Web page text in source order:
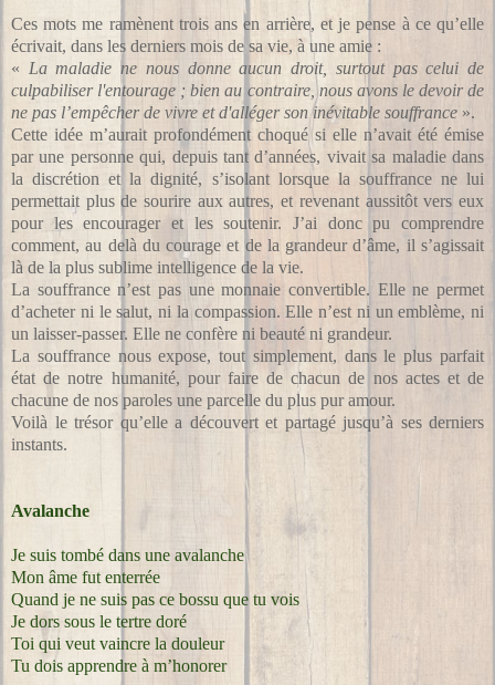
Ces mots me ramènent trois ans en arrière, et je pense à ce qu’elle
écrivait, dans les derniers mois de sa vie, à une amie :
« La maladie ne nous donne aucun droit, surtout pas celui de
culpabiliser l'entourage ; bien au contraire, nous avons le devoir de
ne pas l’empêcher de vivre et d'alléger son inévitable souffrance ».
Cette idée m’aurait profondément choqué si elle n’avait été émise
par une personne qui, depuis tant d’années, vivait sa maladie dans
la discrétion et la dignité, s’isolant lorsque la souffrance ne lui
permettait plus de sourire aux autres, et revenant aussitôt vers eux
pour les encourager et les soutenir. J’ai donc pu comprendre
comment, au delà du courage et de la grandeur d’âme, il s’agissait
là de la plus sublime intelligence de la vie.
La souffrance n’est pas une monnaie convertible. Elle ne permet
d’acheter ni le salut, ni la compassion. Elle n’est ni un emblème, ni
un laisser-passer. Elle ne confère ni beauté ni grandeur.
La souffrance nous expose, tout simplement, dans le plus parfait
état de notre humanité, pour faire de chacun de nos actes et de
chacune de nos paroles une parcelle du plus pur amour.
Voilà le trésor qu’elle a découvert et partagé jusqu’à ses derniers
instants.
Avalanche
Je suis tombé dans une avalanche
Mon âme fut enterrée
Quand je ne suis pas ce bossu que tu vois
Je dors sous le tertre doré
Toi qui veut vaincre la douleur
Tu dois apprendre à m’honorer